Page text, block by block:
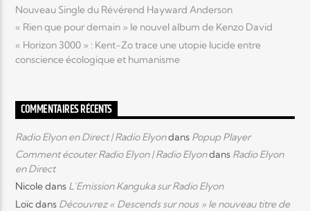
Nouveau Single du Révérend Hayward Anderson
« Rien que pour demain » le nouvel album de Kenzo David
« Horizon 3000 » : Kent-Zo trace une utopie lucide entre
conscience écologique et humanisme
COMMENTAIRES RÉCENTS
Radio Elyon en Direct | Radio Elyondans Popup Player
Comment écouter Radio Elyon | Radio Elyondans Radio Elyon
en Direct
Nicoledans L’Emission Kanguka sur Radio Elyon
Loïcdans Découvrez « Descends sur nous » le nouveau titre de